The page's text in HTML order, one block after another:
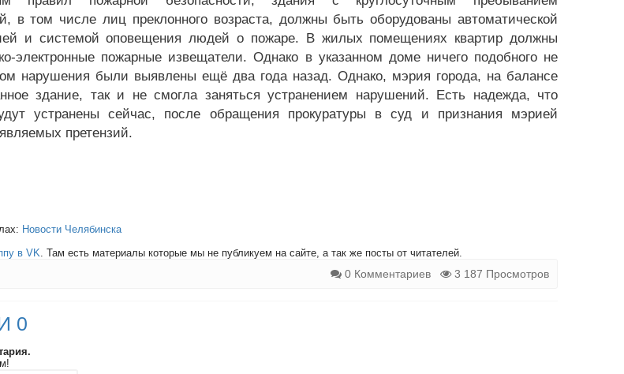
в том числе лиц преклонного возраста, должны быть оборудованы автоматической
и системой оповещения людей о пожаре. В жилых помещениях квартир должны
электронные пожарные извещатели. Однако в указанном доме ничего подобного не
нарушения были выявлены ещё два года назад. Однако, мэрия города, на балансе
здание, так и не смогла заняться устранением нарушений. Есть надежда, что
устранены сейчас, после обращения прокуратуры в суд и признания мэрией
претензий.
Новости Челябинска
в VK. Там есть материалы которые мы не публикуем на сайте, а так же посты от читателей.
0 Комментариев 3 187 Просмотров
0